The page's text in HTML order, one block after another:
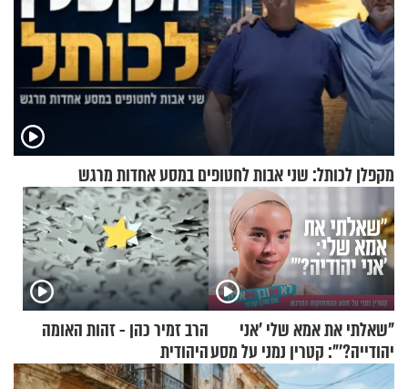
מקפלן לכותל: שני אבות לחטופים במסע אחדות מרגש
"שאלתי את אמא שלי 'אני
יהודייה?'": קטרין נמני על מסע
ההתחזקות המרגש
הרב זמיר כהן - זהות האומה
היהודית